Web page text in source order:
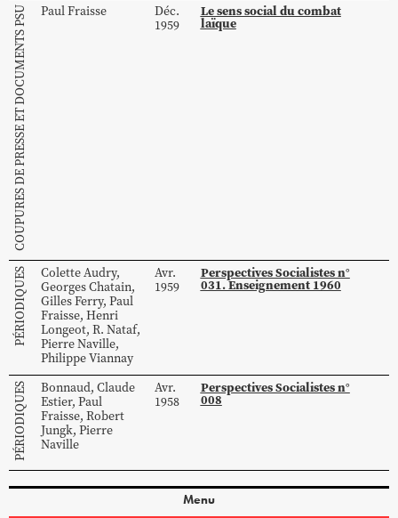
COUPURES DE PRESSE ET DOCUMENTS PSU PaulFraisse
Déc.
1959
Le sens social du combat
laïque
PÉRIODIQUES ColetteAudry,
GeorgesChatain,
GillesFerry, Paul
Fraisse, Henri
Longeot, R. Nataf,
PierreNaville,
PhilippeViannay
Avr.
1959
Perspectives Socialistes n°
031. Enseignement 1960
PÉRIODIQUES Bonnaud, Claude
Estier, Paul
Fraisse, Robert
Jungk, Pierre
Naville
Avr.
1958
Perspectives Socialistes n°
008
Menu